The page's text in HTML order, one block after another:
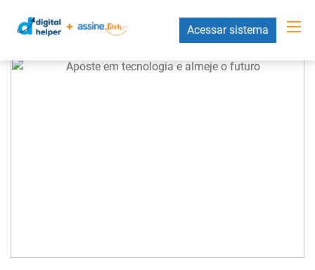
Acessar sistema